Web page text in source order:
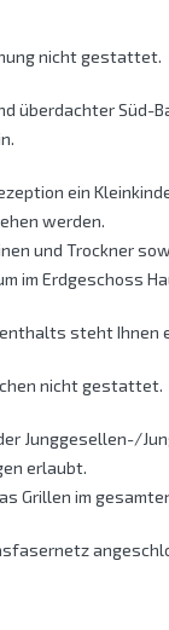
nicht gestattet.
überdachter Süd-
ein
werden.
und Trockner
im Erdgeschoss
steht Ihnen
nicht gestattet.
Junggesellen-/
erlaubt.
Grillen im